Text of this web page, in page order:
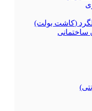
(کاشت بولت)
ساختمانی